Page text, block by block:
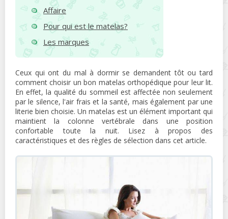
Affaire
Pour qui est le matelas?
Les marques
Ceux qui ont du mal à dormir se demandent tôt ou tard
comment choisir un bon matelas orthopédique pour leur lit.
En effet, la qualité du sommeil est affectée non seulement
par le silence, l'air frais et la santé, mais également par une
literie bien choisie. Un matelas est un élément important qui
maintient la colonne vertébrale dans une position
confortable toute la nuit. Lisez à propos des
caractéristiques et des règles de sélection dans cet article.